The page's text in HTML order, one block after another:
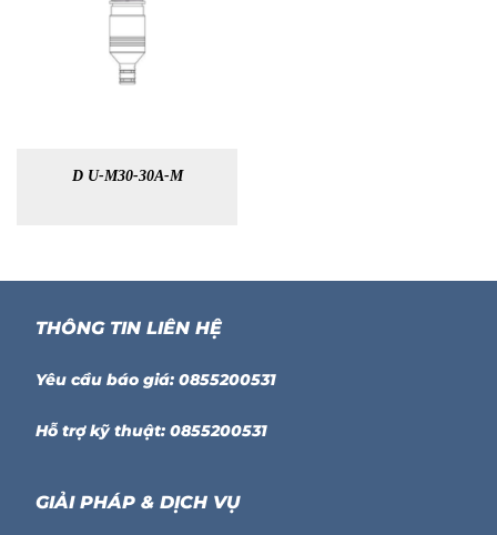
D U-M30-30A-M
THÔNG TIN LIÊN HỆ
Yêu cầu báo giá: 0855200531
Hỗ trợ kỹ thuật: 0855200531
GIẢI PHÁP & DỊCH VỤ